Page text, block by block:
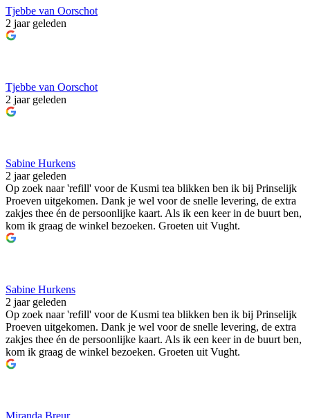
Tjebbe van Oorschot
2 jaar geleden
Tjebbe van Oorschot
2 jaar geleden
Sabine Hurkens
2 jaar geleden
Op zoek naar 'refill' voor de Kusmi tea blikken ben ik bij Prinselijk
Proeven uitgekomen. Dank je wel voor de snelle levering, de extra
zakjes thee én de persoonlijke kaart. Als ik een keer in de buurt ben,
kom ik graag de winkel bezoeken. Groeten uit Vught.
Sabine Hurkens
2 jaar geleden
Op zoek naar 'refill' voor de Kusmi tea blikken ben ik bij Prinselijk
Proeven uitgekomen. Dank je wel voor de snelle levering, de extra
zakjes thee én de persoonlijke kaart. Als ik een keer in de buurt ben,
kom ik graag de winkel bezoeken. Groeten uit Vught.
Miranda Breur